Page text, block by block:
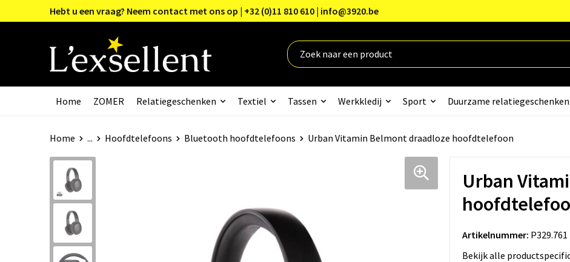
Hebt u een vraag? Neem contact met ons op | +32 (0)11 810 610 | info@3920.be
Home ZOMER Relatiegeschenken Textiel Tassen Werkkledij Sport Duurzame relatiegeschenken
Home ... Hoofdtelefoons Bluetooth hoofdtelefoons Urban Vitamin Belmont draadloze hoofdtelefoon
Urban
Artikelnummer: P329.761
Bekijk alle